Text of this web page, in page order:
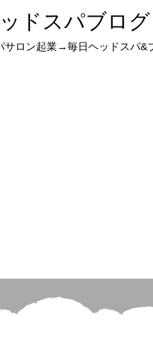
ドスパブログ
ロン起業→毎日ヘッドスパ&